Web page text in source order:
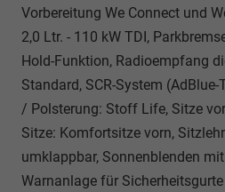
Vorbereitung We Connect und
2,0 Ltr. - 110 kW TDI,
Hold-Funktion, Radioempfang
Standard, SCR-System
/ Polsterung: Stoff Life, Sitze
Sitze: Komfortsitze vorn,
umklappbar, Sonnenblenden
Warnanlage für